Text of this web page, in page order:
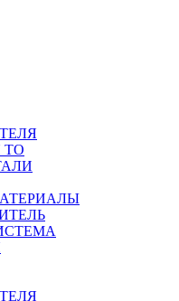
ТО